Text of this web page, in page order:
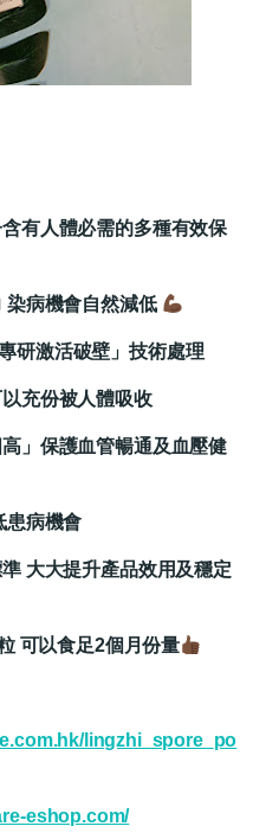
有人體必需的多種有效保
染病機會自然減低
研激活破壁」技術處理
充份被人體吸收
」保護血管暢通及血壓健
患病機會
大大提升產品效用及穩定
可以食足2個月份量
lingzhi_spore_po
eshop.com/